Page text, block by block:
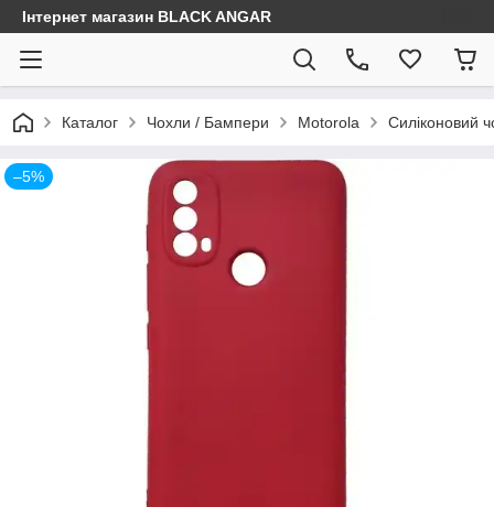
Інтернет магазин BLACK ANGAR
Каталог Чохли / Бампери Motorola Силіконовий
–5%